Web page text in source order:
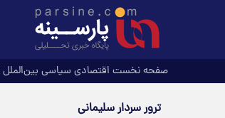
صفحه نخست اقتصادی سیاسی بین‌الملل
ترور سردار سلیمانی